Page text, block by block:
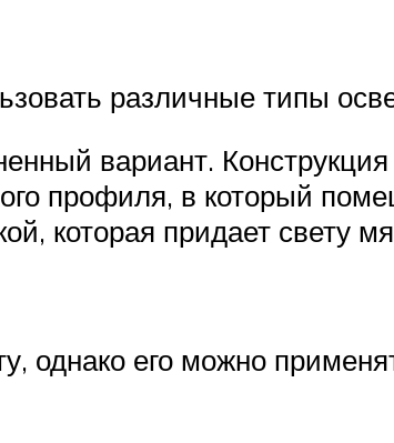
различные типы
вариант.
профиля, в который
которая придает свету
однако его можно